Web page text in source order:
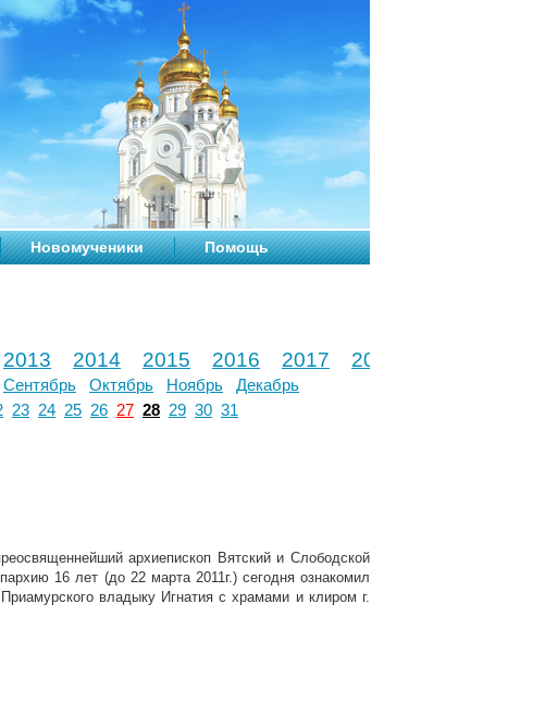
Новомученики Помощь
2013 2014 2015 2016 2017 2018
Сентябрь Октябрь Ноябрь
Декабрь
23 24 25 26 27 28 29 30 31
архиепископ Вятский и Слободской
16 лет (до 22 марта 2011г.) сегодня ознакомил
владыку Игнатия с храмами и клиром г.